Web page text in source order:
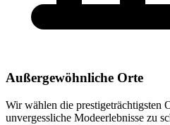
Außergewöhnliche Orte
Wir wählen die prestigeträchtigsten
unvergessliche Modeerlebnisse zu